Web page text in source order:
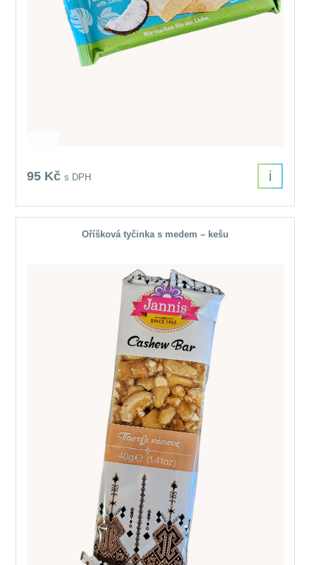
95 Kčs DPH i
Oříšková tyčinka s medem – kešu